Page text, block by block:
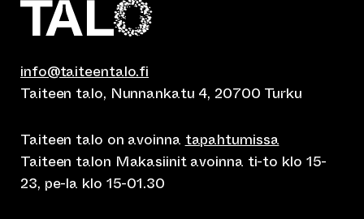
info@taiteentalo.fi
Taiteen talo, Nunnankatu 4, 20700 Turku
Taiteen talo on avoinna tapahtumissa
Taiteen talon Makasiinit avoinna ti-to klo 15-
23, pe-la klo 15-01.30